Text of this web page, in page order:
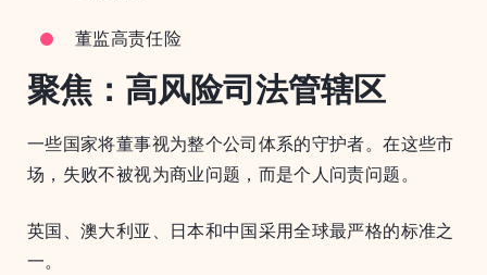
董监高责任险
聚焦：高风险司法管辖区
一些国家将董事视为整个公司体系的守护者。在这些市
场，失败不被视为商业问题，而是个人问责问题。
英国、澳大利亚、日本和中国采用全球最严格的标准之
一。